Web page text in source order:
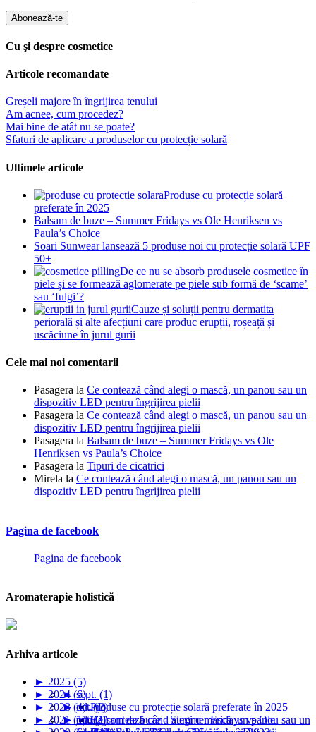
Abonează-te
Cu şi despre cosmetice
Articole recomandate
Greșeli majore în îngrijirea tenului
Am acnee, cum procedez?
Mai bine de atât nu se poate?
Sfaturi de aplicare a produselor cu protecție solară
Ultimele articole
Produse cu protecție solară
preferate în 2025
Balsam de buze – Summer Fridays vs Ole Henriksen vs
Paula’s Choice
Soari Sunwear lansează 5 produse noi cu protecție solară UPF
50+
De ce nu se absorb produsele cosmetice în
piele și se formează aglomerate pe piele sub formă de ‘scame’
sau ‘fulgi’?
Cauze și soluții pentru dermatita
periorală și alte afecțiuni care produc erupții, roșeață și
uscăciune în jurul gurii
Cele mai noi comentarii
Pasagera la Ce contează când alegi o mască, un panou sau un
dispozitiv LED pentru îngrijirea pielii
Pasagera la Ce contează când alegi o mască, un panou sau un
dispozitiv LED pentru îngrijirea pielii
Pasagera la Balsam de buze – Summer Fridays vs Ole
Henriksen vs Paula’s Choice
Pasagera la Tipuri de cicatrici
Mirela la Ce contează când alegi o mască, un panou sau un
dispozitiv LED pentru îngrijirea pielii
Pagina de facebook
Pagina de facebook
Aromaterapie holistică
Arhiva articole
► 2025 (5)
► sept. (1)
Produse cu protecție solară preferate în 2025
► iul. (1)
Balsam de buze - Summer Fridays vs Ole
► mai (1)
► 2024 (6)
► oct. (2)
Ce contează când alegi o mască, un panou sau un
► iul. (2)
► 2023 (4)
► oct. (1)
► 2021 (1)